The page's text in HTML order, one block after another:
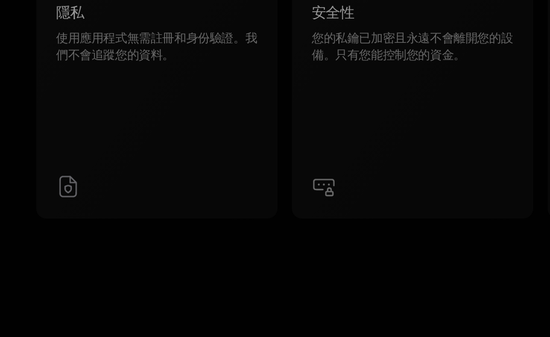
隱私
使用應用程式無需註冊和身份驗證。我
們不會追蹤您的資料。
安全性
您的私鑰已加密且永遠不會離開您的設
備。只有您能控制您的資金。